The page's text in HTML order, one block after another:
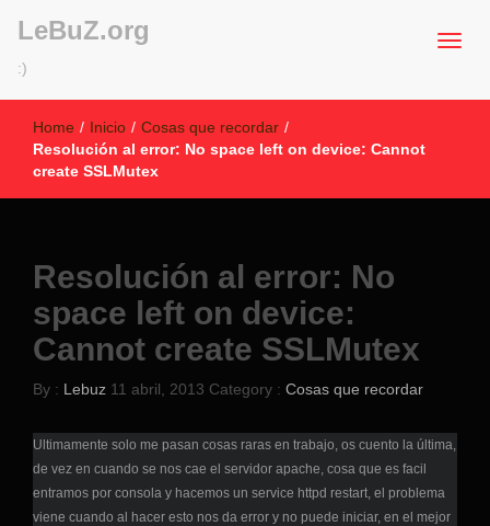
LeBuZ.org
:)
Home / Inicio / Cosas que recordar /
Resolución al error: No space left on device: Cannot
create SSLMutex
Resolución al error: No
space left on device:
Cannot create SSLMutex
By : Lebuz 11 abril, 2013 Category : Cosas que recordar
Ultimamente solo me pasan cosas raras en trabajo, os cuento la última,
de vez en cuando se nos cae el servidor apache, cosa que es facil
entramos por consola y hacemos un service httpd restart, el problema
viene cuando al hacer esto nos da error y no puede iniciar, en el mejor